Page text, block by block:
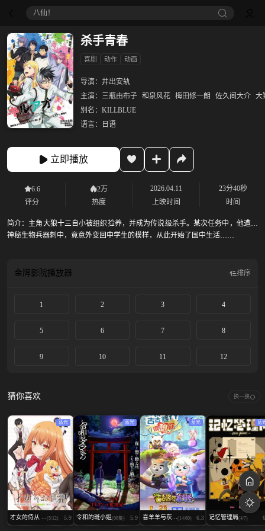
八仙！
杀手青春
喜剧 动作 动画
导演： 井出安轨
主演： 三瓶由布子 和泉风花 梅田修一朗 佐久间大介 大
别名： KILLBLUE
语言：
日语
立即播放
6.6
评分
2万
热度
2026.04.11
上映时间
23分40秒
时间
简介： 主角大狼十三自小被组织捡养，并成为传说级杀手。某次任务中，他遭到
神秘生物兵器刺中，竟意外变回中学生的模样，从此开始了国中生活……
金牌影院播放器 排序
1 2 3 4
5 6 7 8
9 10 11 12
猜你喜欢 换一换
蓝光
才女的侍从 ... (5/12) 5.9
蓝光
令和的斑小姐 (06集) 5.9
蓝光
喜羊羊与灰... (14/60) 6.3
蓝
记忆管理局(4/7)